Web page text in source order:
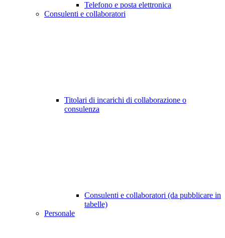
Telefono e posta elettronica
Consulenti e collaboratori
Titolari di incarichi di collaborazione o
consulenza
Consulenti e collaboratori (da pubblicare in
tabelle)
Personale